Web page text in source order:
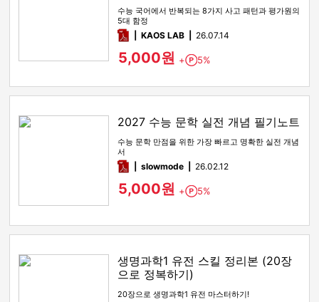
수능 국어에서 반복되는 8가지 사고 패턴과 평가원의
5대 함정
pdfKAOS LAB 26.07.14
5,000원 + Point
5%
2027 수능 문학 실전 개념 필기노트
수능 문학 만점을 위한 가장 빠르고 명확한 실전 개념
서
pdfslowmode 26.02.12
5,000원 + Point
5%
생명과학1 유전 스킬 정리본 (20장
으로 정복하기)
20장으로 생명과학1 유전 마스터하기!